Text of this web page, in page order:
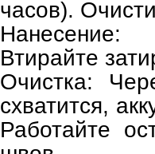
часов).
Нанесение:
Втирайте
Очистка:
схватится,
Работайте